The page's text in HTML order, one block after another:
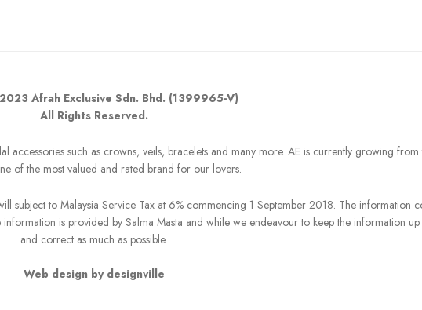
Afrah Exclusive Sdn. Bhd. (1399965-V)
All Rights Reserved.
accessories such as crowns, veils, bracelets and many more. AE is currently growing
of the most valued and rated brand for our lovers.
subject to Malaysia Service Tax at 6% commencing 1 September 2018. The information
is provided by Salma Masta and while we endeavour to keep the information
and correct as much as possible.
Web design by designville